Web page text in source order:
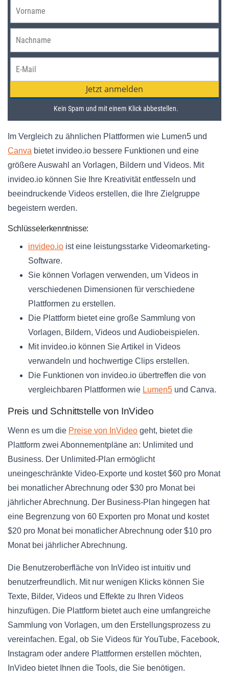
Im Vergleich zu ähnlichen Plattformen wie Lumen5 und
Canva bietet invideo.io bessere Funktionen und eine
größere Auswahl an Vorlagen, Bildern und Videos. Mit
invideo.io können Sie Ihre Kreativität entfesseln und
beeindruckende Videos erstellen, die Ihre Zielgruppe
begeistern werden.
Schlüsselerkenntnisse:
invideo.io ist eine leistungsstarke Videomarketing-
Software.
Sie können Vorlagen verwenden, um Videos in
verschiedenen Dimensionen für verschiedene
Plattformen zu erstellen.
Die Plattform bietet eine große Sammlung von
Vorlagen, Bildern, Videos und Audiobeispielen.
Mit invideo.io können Sie Artikel in Videos
verwandeln und hochwertige Clips erstellen.
Die Funktionen von invideo.io übertreffen die von
vergleichbaren Plattformen wie Lumen5 und Canva.
Preis und Schnittstelle von InVideo
Wenn es um die Preise von InVideo geht, bietet die
Plattform zwei Abonnementpläne an: Unlimited und
Business. Der Unlimited-Plan ermöglicht
uneingeschränkte Video-Exporte und kostet $60 pro Monat
bei monatlicher Abrechnung oder $30 pro Monat bei
jährlicher Abrechnung. Der Business-Plan hingegen hat
eine Begrenzung von 60 Exporten pro Monat und kostet
$20 pro Monat bei monatlicher Abrechnung oder $10 pro
Monat bei jährlicher Abrechnung.
Die Benutzeroberfläche von InVideo ist intuitiv und
benutzerfreundlich. Mit nur wenigen Klicks können Sie
Texte, Bilder, Videos und Effekte zu Ihren Videos
hinzufügen. Die Plattform bietet auch eine umfangreiche
Sammlung von Vorlagen, um den Erstellungsprozess zu
vereinfachen. Egal, ob Sie Videos für YouTube, Facebook,
Instagram oder andere Plattformen erstellen möchten,
InVideo bietet Ihnen die Tools, die Sie benötigen.